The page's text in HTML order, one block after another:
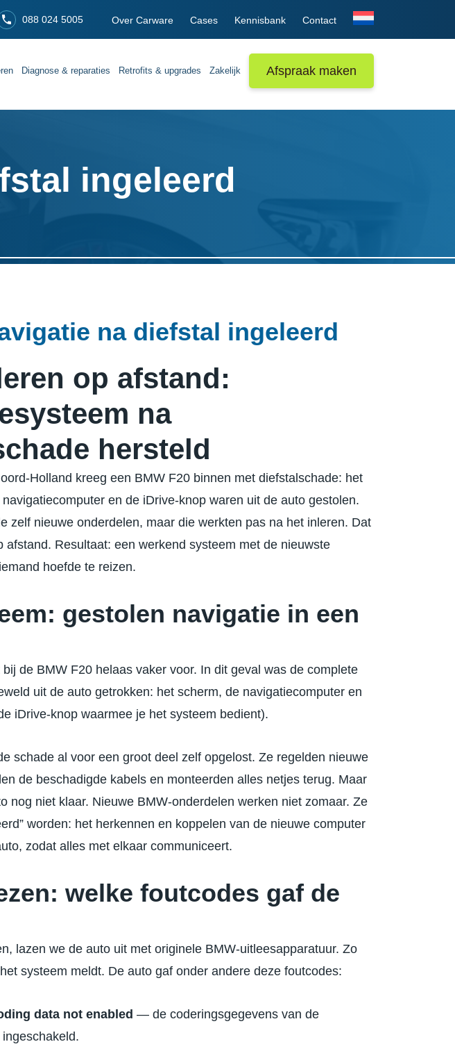
088 024 5005 Over Carware Cases Kennisbank Contact
Diagnose & reparaties Retrofits & upgrades Zakelijk Afspraak maken
ingeleerd
na diefstal ingeleerd
op afstand:
na
hersteld
Holland kreeg een BMW F20 binnen met diefstalschade: het
en de iDrive-knop waren uit de auto gestolen.
zelf nieuwe onderdelen, maar die werkten pas na het inleren. Dat
afstand. Resultaat: een werkend systeem met de nieuwste
hoefde te reizen.
gestolen navigatie in een
de BMW F20 helaas vaker voor. In dit geval was de complete
uit de auto getrokken: het scherm, de navigatiecomputer en
iDrive-knop waarmee je het systeem bedient).
schade al voor een groot deel zelf opgelost. Ze regelden nieuwe
de beschadigde kabels en monteerden alles netjes terug. Maar
nog niet klaar. Nieuwe BMW-onderdelen werken niet zomaar. Ze
worden: het herkennen en koppelen van de nieuwe computer
zodat alles met elkaar communiceert.
welke foutcodes gaf de
lazen we de auto uit met originele BMW-uitleesapparatuur. Zo
systeem meldt. De auto gaf onder andere deze foutcodes:
data not enabled — de coderingsgegevens van de